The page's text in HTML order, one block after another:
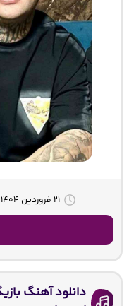
۲۱ فروردین ۱۴۰۴
دانلود آهنگ